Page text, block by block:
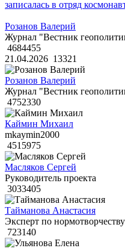
записалась в отряд
Розанов Валерий
Журнал "Вестник
4684455
21.04.2026 13321
Розанов Валерий
Журнал "Вестник
4752330
Каймин Михаил
mkaymin2000
4515975
Масляков Сергей
Руководитель проекта
3033405
Тайманова Анастасия
Эксперт по нормотворчеству
723140